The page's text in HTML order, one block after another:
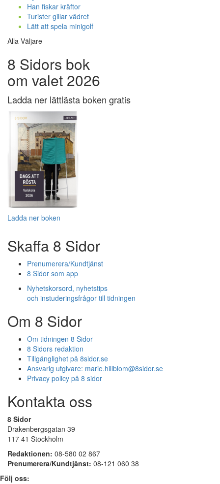
Han fiskar kräftor
Turister gillar vädret
Lätt att spela minigolf
Alla Väljare
8 Sidors bok
om valet 2026
Ladda ner lättlästa boken gratis
Ladda ner boken
Skaffa 8 Sidor
Prenumerera/Kundtjänst
8 Sidor som app
Nyhetskorsord, nyhetstips
och instuderingsfrågor till tidningen
Om 8 Sidor
Om tidningen 8 Sidor
8 Sidors redaktion
Tillgänglighet på 8sidor.se
Ansvarig utgivare: marie.hillblom@8sidor.se
Privacy policy på 8 sidor
Kontakta oss
8 Sidor
Drakenbergsgatan 39
117 41 Stockholm
Redaktionen: 08-580 02 867
Prenumerera/Kundtjänst: 08-121 060 38
Följ oss: